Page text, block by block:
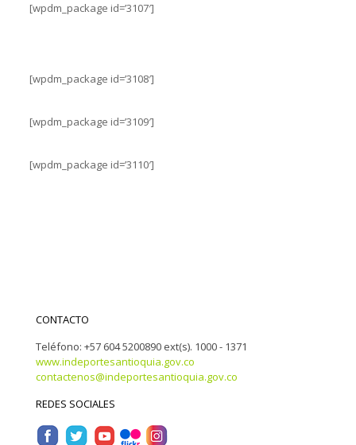
[wpdm_package id=’3107′]
[wpdm_package id=’3108′]
[wpdm_package id=’3109′]
[wpdm_package id=’3110′]
CONTACTO
Teléfono: +57 604 5200890 ext(s). 1000 - 1371
www.indeportesantioquia.gov.co
contactenos@indeportesantioquia.gov.co
REDES SOCIALES